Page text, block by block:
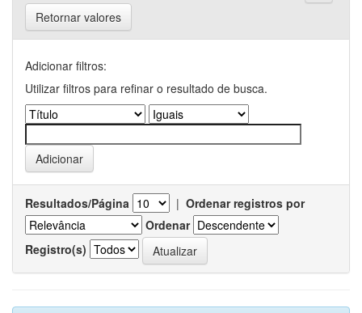
Retornar valores
Adicionar filtros:
Utilizar filtros para refinar o resultado de busca.
Resultados/Página | Ordenar registros por
Ordenar
Registro(s)